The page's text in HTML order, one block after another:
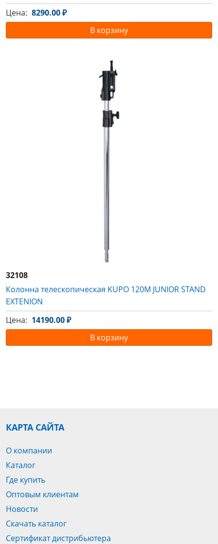
Цена: 8290.00 ₽
В корзину
32108
Колонна телескопическая KUPO 120M JUNIOR STAND
EXTENION
Цена: 14190.00 ₽
В корзину
КАРТА САЙТА
О компании
Каталог
Где купить
Оптовым клиентам
Новости
Скачать каталог
Сертификат дистрибьютера